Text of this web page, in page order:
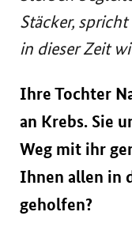
Stäcker,
in dieser Zeit
Ihre Tochter
an Krebs. Sie
Weg mit ihr
Ihnen allen in
geholfen?